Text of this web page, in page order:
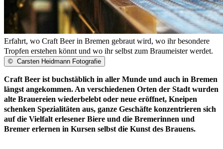
Erfahrt, wo Craft Beer in Bremen gebraut wird, wo ihr besondere
Tropfen erstehen könnt und wo ihr selbst zum Braumeister werdet.
© Carsten Heidmann Fotografie
Craft Beer ist buchstäblich in aller Munde und auch in Bremen
längst angekommen. An verschiedenen Orten der Stadt wurden
alte Brauereien wiederbelebt oder neue eröffnet, Kneipen
schenken Spezialitäten aus, ganze Geschäfte konzentrieren sich
auf die Vielfalt erlesener Biere und die Bremerinnen und
Bremer erlernen in Kursen selbst die Kunst des Brauens.